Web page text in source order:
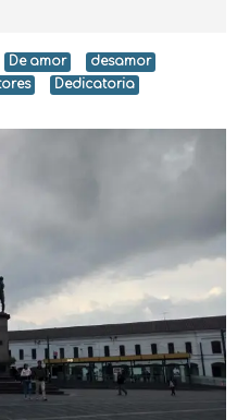
De amor
desamor
Dedicatoria